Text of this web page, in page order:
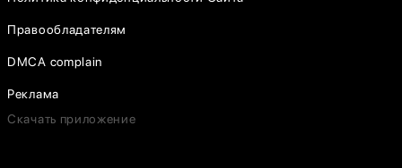
Правообладателям
DMCA complain
Реклама
Скачать приложение